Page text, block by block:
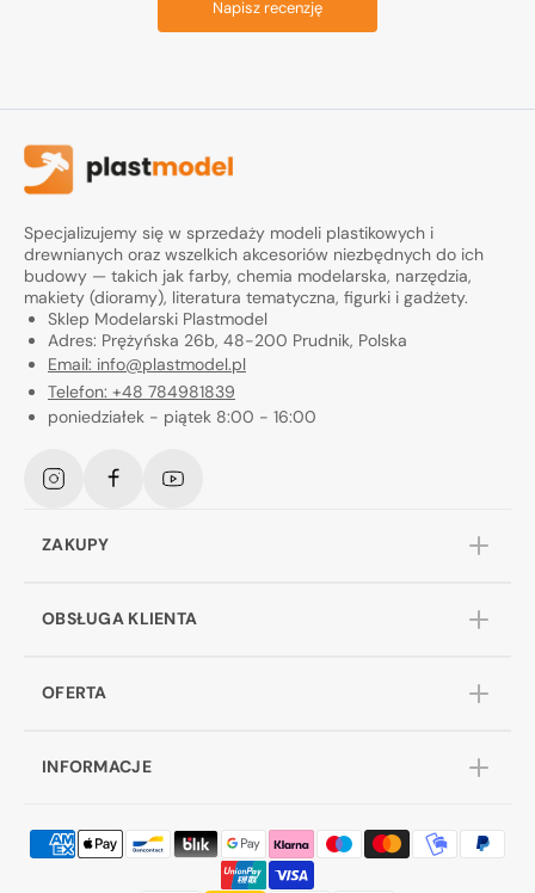
Napisz recenzję
Specjalizujemy się w sprzedaży modeli plastikowych i
drewnianych oraz wszelkich akcesoriów niezbędnych do ich
budowy — takich jak farby, chemia modelarska, narzędzia,
makiety (dioramy), literatura tematyczna, figurki i gadżety.
Sklep Modelarski Plastmodel
Adres: Prężyńska 26b, 48-200 Prudnik, Polska
Email: info@plastmodel.pl
Telefon: +48 784981839
poniedziałek - piątek 8:00 - 16:00
InstagramFacebookYouTube
ZAKUPY
OBSŁUGA KLIENTA
OFERTA
INFORMACJE